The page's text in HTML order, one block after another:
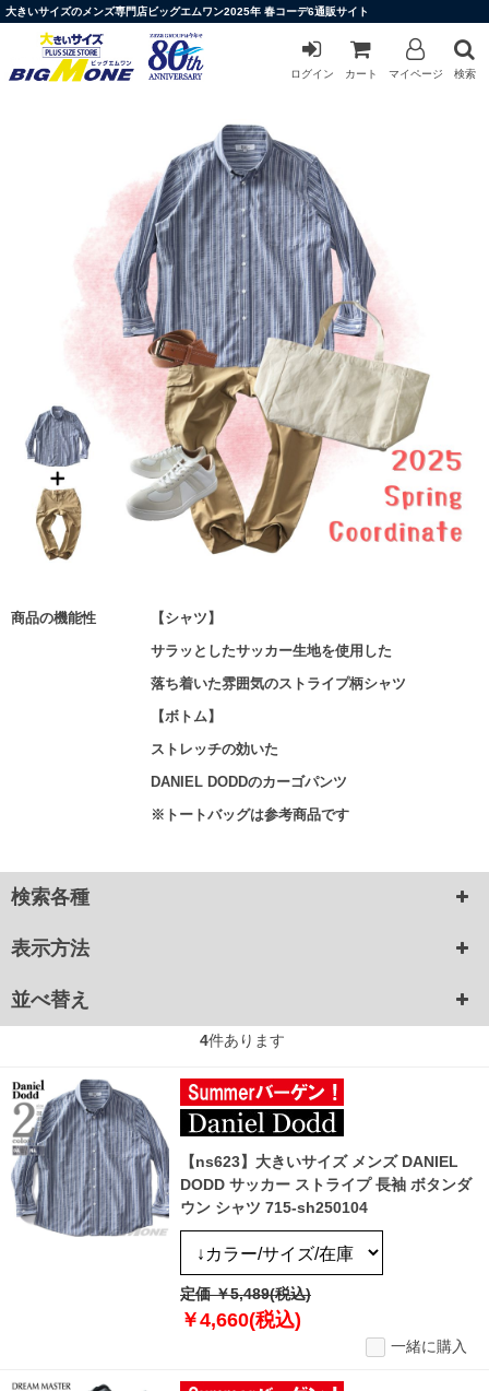
大きいサイズのメンズ専門店ビッグエムワン2025年 春コーデ6通販サイト
ログイン カート マイページ 検索
商品の機能性
【シャツ】
サラッとしたサッカー生地を使用した
落ち着いた雰囲気のストライプ柄シャツ
【ボトム】
ストレッチの効いた
DANIEL DODDのカーゴパンツ
※トートバッグは参考商品です
検索各種
表示方法
並べ替え
4件あります
【ns623】大きいサイズ メンズ DANIEL
DODD サッカー ストライプ 長袖 ボタンダ
ウン シャツ 715-sh250104
定価 ￥5,489(税込)
￥4,660(税込)
一緒に購入